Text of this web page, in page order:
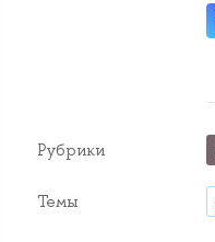
Рубрики
Темы